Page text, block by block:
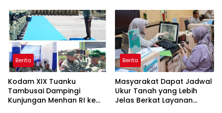
Kawah Candradimuka
Intelektual
Berita
Kodam XIX Tuanku
Tambusai Dampingi
Kunjungan Menhan RI ke
Berita
Masyarakat Dapat Jadwal
Ukur Tanah yang Lebih
Jelas Berkat Layanan